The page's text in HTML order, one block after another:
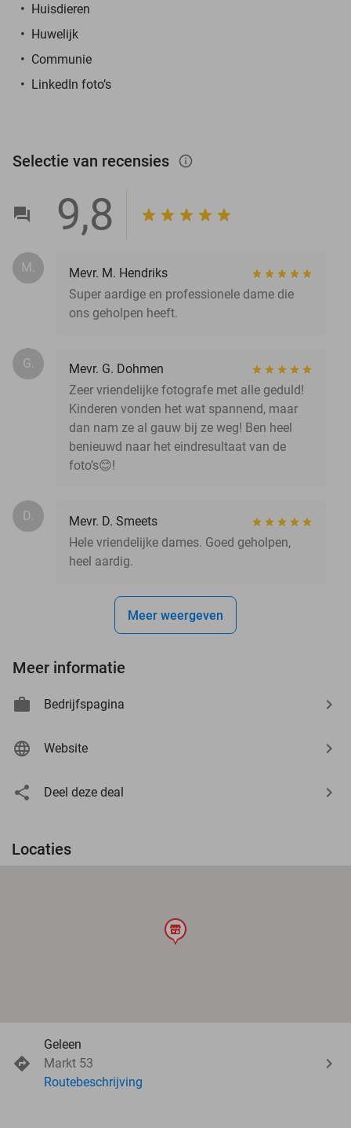
Huisdieren
Huwelijk
Communie
LinkedIn foto’s
Selectie van recensies info_outlined
9,8
M.
Mevr. M. Hendriks
Super aardige en professionele dame die
ons geholpen heeft.
G.
Mevr. G. Dohmen
Zeer vriendelijke fotografe met alle geduld!
Kinderen vonden het wat spannend, maar
dan nam ze al gauw bij ze weg! Ben heel
benieuwd naar het eindresultaat van de
foto’s😊!
D.
Mevr. D. Smeets
Hele vriendelijke dames. Goed geholpen,
heel aardig.
Meer weergeven
Meer informatie
Bedrijfspagina
Website
Deel deze deal
Locaties
store
Geleen
Markt 53
Routebeschrijving